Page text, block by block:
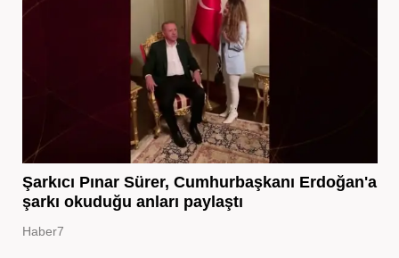
Şarkıcı Pınar Sürer, Cumhurbaşkanı Erdoğan'a
şarkı okuduğu anları paylaştı
Haber7